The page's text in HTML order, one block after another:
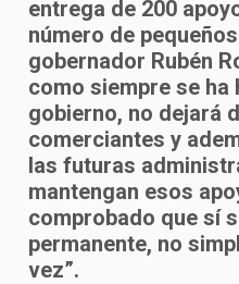
entrega de 200
número de
gobernador Rubén
como siempre se ha
gobierno, no dejará
comerciantes y
las futuras
mantengan esos
comprobado que sí
permanente, no
vez”.